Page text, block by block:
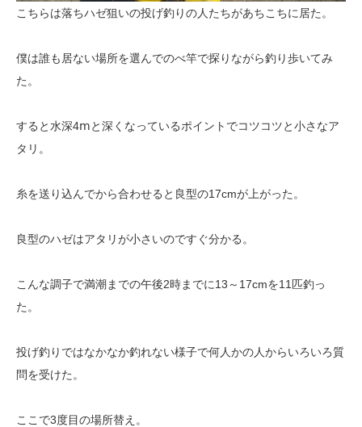
こちらは落ちハゼ狙いの投げ釣りの人たちがあちこちに居た。
僕は誰も居ない場所を選んでのべ竿で探りながら釣り歩いてみ
た。
すると水深4ⅿと深くなっているポイントでコツコツと小さなア
タリ。
糸を送り込んでから合わせると良型の17cmが上がった。
良型のハゼはアタリが小さいのですぐ分かる。
こんな調子で満潮までの午後2時までに13～17cmを11匹釣っ
た。
投げ釣りではなかなか釣れない様子で何人かの人からいろいろ質
問を受けた。
ここで3度目の場所替え。